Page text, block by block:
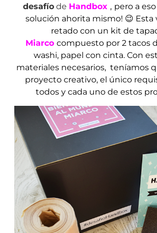
desafíode Handbox , pero a
solución ahorita mismo! 😉 Esta
retado con un kit de
Miarco compuesto por 2 tacos
washi, papel con cinta. Con
materiales necesarios, teníamos
proyecto creativo, el único
todos y cada uno de estos